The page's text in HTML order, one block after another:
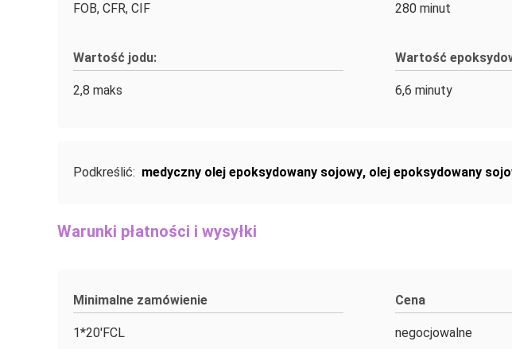
FOB, CFR, CIF 280 minut
Wartość jodu:
2,8 maks
Wartość
6,6 minuty
Podkreślić: medyczny olej epoksydowany sojowy, olej epoksydowany
Warunki płatności i wysyłki
Minimalne zamówienie
1*20'FCL
Cena
negocjowalne